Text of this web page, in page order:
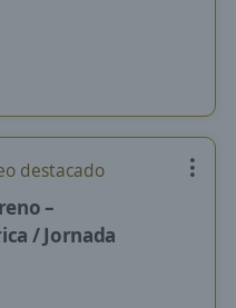
destacado
–
/ Jornada